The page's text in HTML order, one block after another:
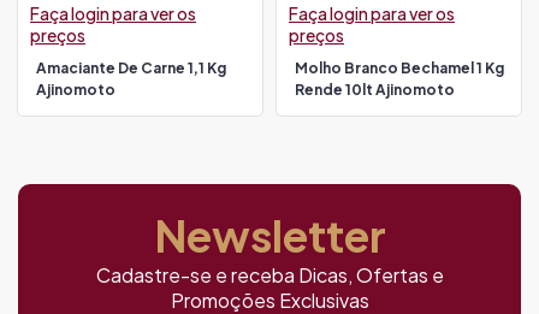
Amaciante De Carne 1,1 Kg
Ajinomoto
Faça login para ver os
preços
Molho Branco Bechamel 1 Kg
Rende 10lt Ajinomoto
Faça login para ver os
preços
Newsletter
Cadastre-se e receba Dicas, Ofertas e
Promoções Exclusivas